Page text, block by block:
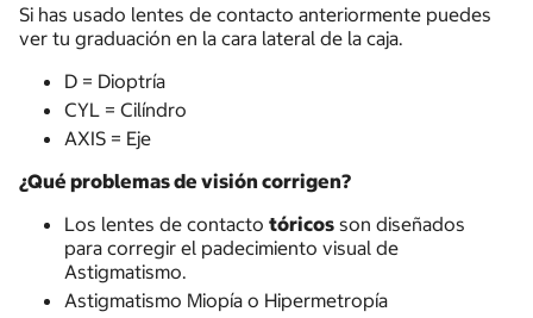
Si has usado lentes de contacto anteriormente puedes
ver tu graduación en la cara lateral de la caja.
D = Dioptría
CYL = Cilíndro
AXIS = Eje
¿Qué problemas de visión corrigen?
Los lentes de contacto tóricosson diseñados
para corregir el padecimiento visual de
Astigmatismo.
Astigmatismo Miopía o Hipermetropía